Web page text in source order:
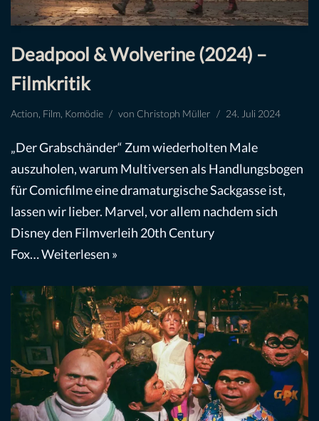
Deadpool & Wolverine (2024) –
Filmkritik
Action Film Komödie von Christoph Müller 24. Juli 2024
„Der Grabschänder“ Zum wiederholten Male
auszuholen, warum Multiversen als Handlungsbogen
für Comicfilme eine dramaturgische Sackgasse ist,
lassen wir lieber. Marvel, vor allem nachdem sich
Disney den Filmverleih 20th Century
Fox…Weiterlesen »